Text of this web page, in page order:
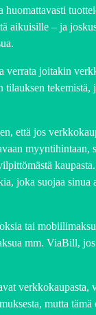
huomattavasti
aikuisille – ja
verrata joitakin
tilauksen tekemistä,
että jos
myyntihintaan,
joka suojaa sinua
tai
mm. ViaBill,
verkkokaupasta,
mutta tämä